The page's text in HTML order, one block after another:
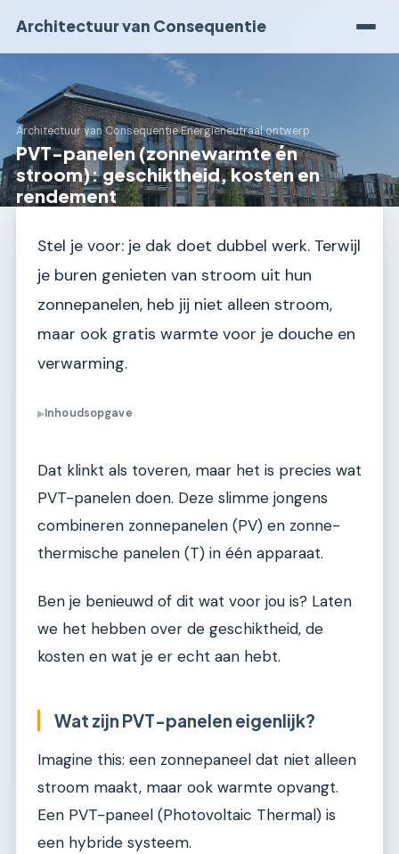
Architectuur van Consequentie
Architectuur van Consequentie›Energieneutraal ontwerp
PVT-panelen (zonnewarmte én
stroom): geschiktheid, kosten en
rendement
Stel je voor: je dak doet dubbel werk. Terwijl
je buren genieten van stroom uit hun
zonnepanelen, heb jij niet alleen stroom,
maar ook gratis warmte voor je douche en
verwarming.
▶Inhoudsopgave
Dat klinkt als toveren, maar het is precies wat
PVT-panelen doen. Deze slimme jongens
combineren zonnepanelen (PV) en zonne-
thermische panelen (T) in één apparaat.
Ben je benieuwd of dit wat voor jou is? Laten
we het hebben over de geschiktheid, de
kosten en wat je er echt aan hebt.
Wat zijn PVT-panelen eigenlijk?
Imagine this: een zonnepaneel dat niet alleen
stroom maakt, maar ook warmte opvangt.
Een PVT-paneel (Photovoltaic Thermal) is
een hybride systeem.